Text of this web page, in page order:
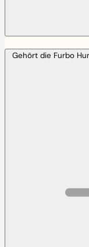
Gehört die Furbo